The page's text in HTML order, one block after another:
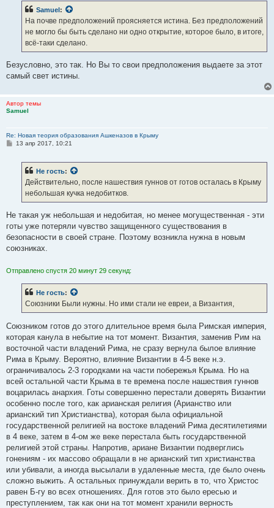
Samuel:
На почве предположений проясняется истина. Без предположений
не могло бы быть сделано ни одно открытие, которое было, в итоге,
всё-таки сделано.
Безусловно, это так. Но Вы то свои предположения выдаете за этот
самый свет истины.
Автор темы
Samuel
Re: Новая теория образования Ашкеназов в Крыму
С13 апр 2017, 10:21
Не гость:
Действительно, после нашествия гуннов от готов осталась в Крыму
небольшая кучка недобитков.
Не такая уж небольшая и недобитая, но менее могущественная - эти
готы уже потеряли чувство защищенного существования в
безопасности в своей стране. Поэтому возникла нужна в новым
союзниках.
Отправлено спустя 20 минут 29 секунд:
Не гость:
Союзники Были нужны. Но ими стали не евреи, а Византия,
Союзником готов до этого длительное время была Римская империя,
которая канула в небытие на тот момент. Византия, заменив Рим на
восточной части владений Рима, не сразу вернула былое влияние
Рима в Крыму. Вероятно, влияние Византии в 4-5 веке н.э.
ограничивалось 2-3 городками на части побережья Крыма. Но на
всей остальной части Крыма в те времена после нашествия гуннов
воцарилась анархия. Готы совершенно перестали доверять Византии
особенно после того, как арианская религия (Арианство или
арианский тип Христианства), которая была официальной
государственной религией на востоке владений Рима десятилетиями
в 4 веке, затем в 4-ом же веке перестала быть государственной
религией этой страны. Напротив, ариане Византии подверглись
гонениям - их массово обращали в не арианский тип христианства
или убивали, а иногда высылали в удаленные места, где было очень
сложно выжить. А остальных принуждали верить в то, что Христос
равен Б-гу во всех отношениях. Для готов это было ересью и
преступлением, так как они на тот момент хранили верность